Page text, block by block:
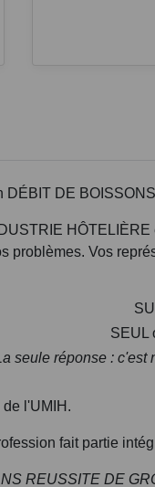
DE
problèmes. Vos
SEUL
seule réponse : c'est
l'UMIH.
fait partie
REUSSITE DE